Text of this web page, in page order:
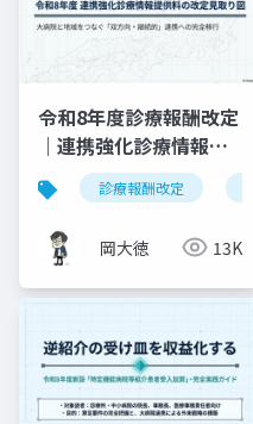
令和8年度診療報酬改定
｜連携強化診療情報提
供料の見直しを図解で
解説
診療報酬改定
岡大徳 13K